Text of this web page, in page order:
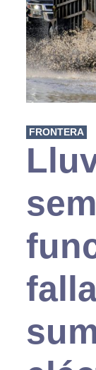
FRONTERA